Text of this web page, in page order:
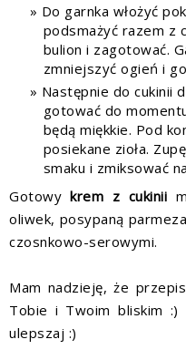
Do garnka włożyć
podsmażyć razem z
bulion i zagotować.
zmniejszyć ogień i
Następnie do cukinii
gotować do
będą miękkie. Pod
posiekane zioła.
smaku i zmiksować
Gotowykrem z cukinii
oliwek, posypaną
czosnkowo-serowymi.
Mam nadzieję, że
Tobie i Twoim bliskim
ulepszaj :)